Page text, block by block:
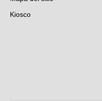
Kiosco